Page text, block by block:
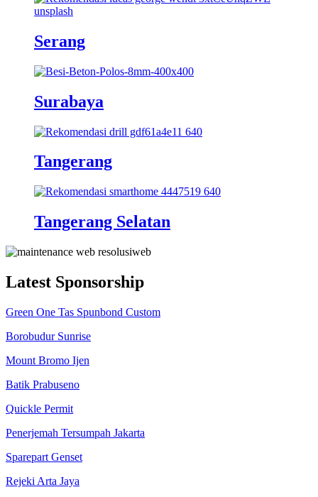
Serang
Surabaya
Tangerang
Tangerang Selatan
Latest Sponsorship
Green One Tas Spunbond Custom
Borobudur Sunrise
Mount Bromo Ijen
Batik Prabuseno
Quickle Permit
Penerjemah Tersumpah Jakarta
Sparepart Genset
Rejeki Arta Jaya